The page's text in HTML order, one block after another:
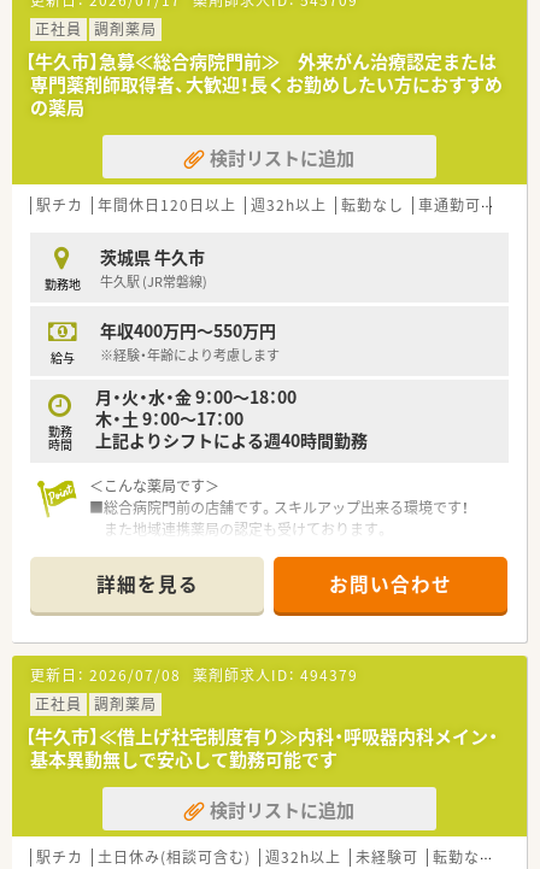
正社員
調剤薬局
【牛久市】急募≪総合病院門前≫ 外来がん治療認定または
専門薬剤師取得者、大歓迎！長くお勤めしたい方におすすめ
の薬局
検討リストに追加
駅チカ 年間休日120日以上 週32h以上 転勤なし 車通勤可
勤務地
茨城県 牛久市
牛久駅 (JR常磐線)
給与
年収400万円～550万円
※経験・年齢により考慮します
勤務
時間
月・火・水・金 9：00～18：00
木・土 9：00～17：00
上記よりシフトによる週40時間勤務
＜こんな薬局です＞
■総合病院門前の店舗です。スキルアップ出来る環境です！
また地域連携薬局の認定も受けております。
■平日18:00までの勤務時間も嬉しいポイントです?
＜充実の研修制度＞
■研修カリキュラムや学習コンテンツが豊富にあります。
大学病院での実務研修など、医療機関と連携して学べる機会も
あり、医療人として成長ができます。
■最先端の知識を学べる環境があります！
ハイレベルな医療を提供する人材育成の為、より力を入れてい
るのが
高度薬学管理、在宅医療、健康サポート対する取り組みです。
各分野に合わせた設備整備や研修制度の導入などを進め、薬剤
師が成長できる環境を整えています。
また、学び、得た知識・経験を資格（外部認定・専門薬剤師資格）
取得に繋げた際にしっかりと評価して貰えます。
詳細を見る お問い合わせ
更新日： 2026/07/08 薬剤師求人ID： 494379
正社員
調剤薬局
【牛久市】≪借上げ社宅制度有り≫内科・呼吸器内科メイン・
基本異動無しで安心して勤務可能です
検討リストに追加
駅チカ 土日休み(相談可含む) 週32h以上 未経験可 転勤なし